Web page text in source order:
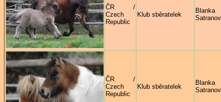
ČR /
Czech
Republic
Klub sběratelek
Blanka
ČR /
Czech
Republic
Klub sběratelek
Blanka